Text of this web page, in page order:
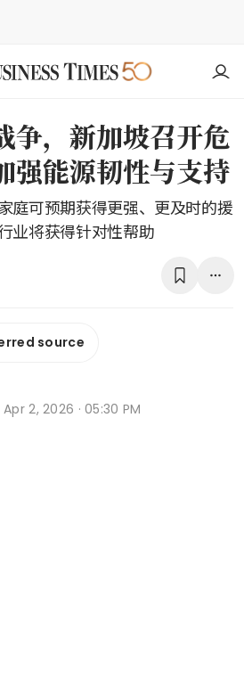
争，新加坡召开危
强能源韧性与支持
庭可预期获得更强、更及时的援
业将获得针对性帮助
source
2, 2026 · 05:30 PM